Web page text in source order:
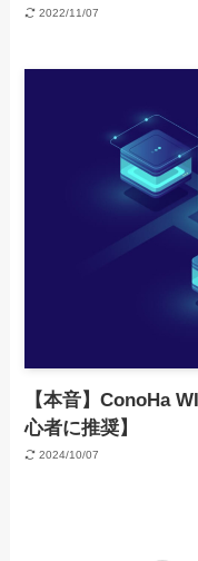
2022/11/07
【本音】ConoHa
心者に推奨】
2024/10/07